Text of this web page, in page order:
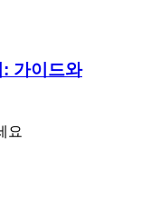
가이드와
요